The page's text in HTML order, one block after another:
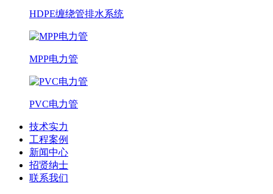
HDPE缠绕管排水系统
MPP电力管
PVC电力管
技术实力
工程案例
新闻中心
招贤纳士
联系我们